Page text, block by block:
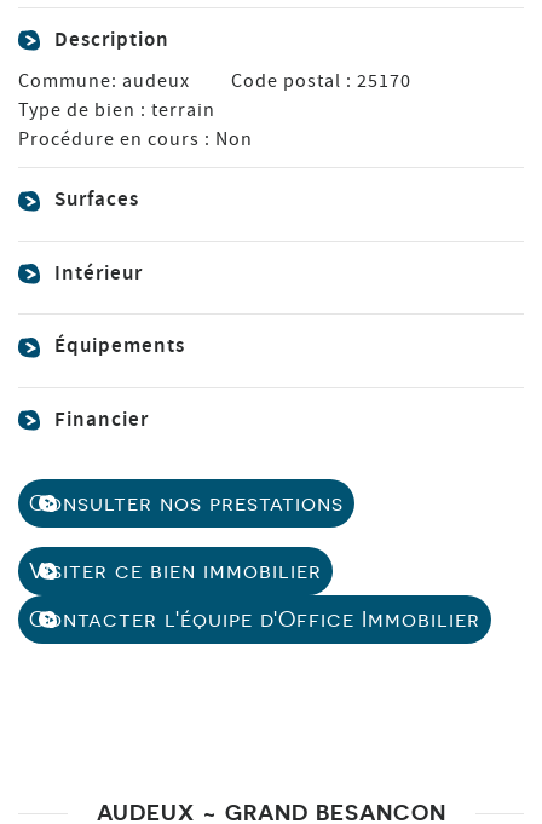
Description
Commune: audeux Code postal : 25170
Type de bien : terrain
Procédure en cours : Non
Surfaces
Intérieur
Équipements
Financier
Consulter nos prestations
Visiter ce bien immobilier
Contacter l'équipe d'Office Immobilier
AUDEUX ~ GRAND BESANCON